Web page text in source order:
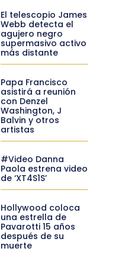
El telescopio James
Webb detecta el
agujero negro
supermasivo activo
más distante
Papa Francisco
asistirá a reunión
con Denzel
Washington, J
Balvin y otros
artistas
#Video Danna
Paola estrena video
de ‘XT4S1S’
Hollywood coloca
una estrella de
Pavarotti 15 años
después de su
muerte